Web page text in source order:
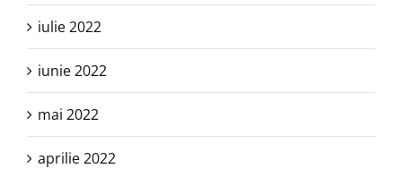
iulie 2022
iunie 2022
mai 2022
aprilie 2022